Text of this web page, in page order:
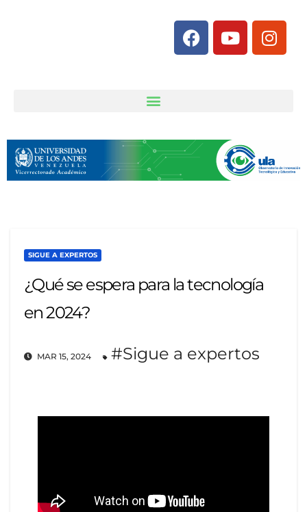
SIGUE A EXPERTOS
¿Qué se espera para la tecnología
en 2024?
MAR 15, 2024 #Sigue a expertos